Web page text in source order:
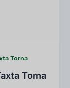
Torna
Torna